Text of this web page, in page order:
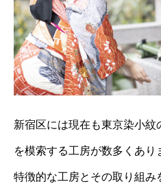
新宿区には現在も東京染小紋
を模索する工房が数多くあ
特徴的な工房とその取り組み